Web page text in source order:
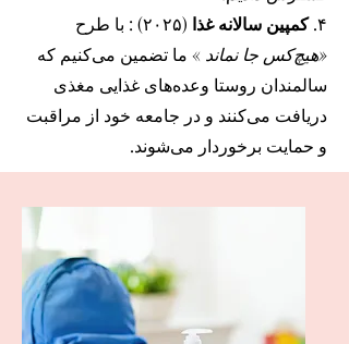
۴. کمپین سالانه غذا (۲۰۲۵)
: با طرح
«هیچ‌کس جا نماند » ما تضمین می‌کنیم که
سالمندان روستا وعده‌های غذایی مغذی
دریافت می‌کنند و در جامعه خود از مراقبت
و حمایت برخوردار می‌شوند.